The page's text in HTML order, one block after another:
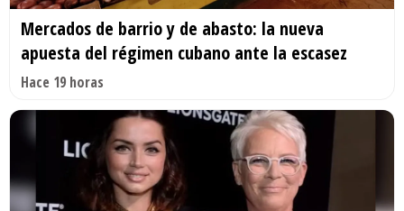
Mercados de barrio y de abasto: la nueva
apuesta del régimen cubano ante la escasez
Hace 19 horas